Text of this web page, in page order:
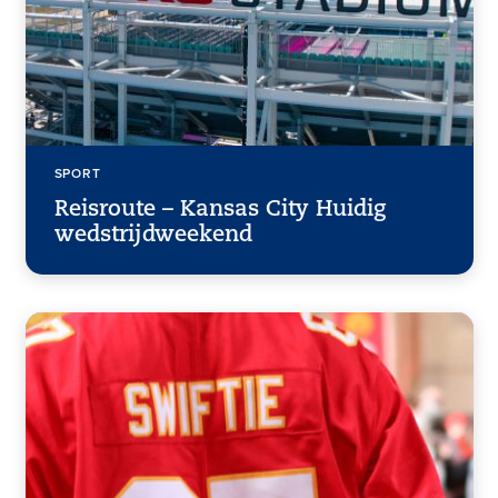
SPORT
Reisroute – Kansas City Huidig
wedstrijdweekend